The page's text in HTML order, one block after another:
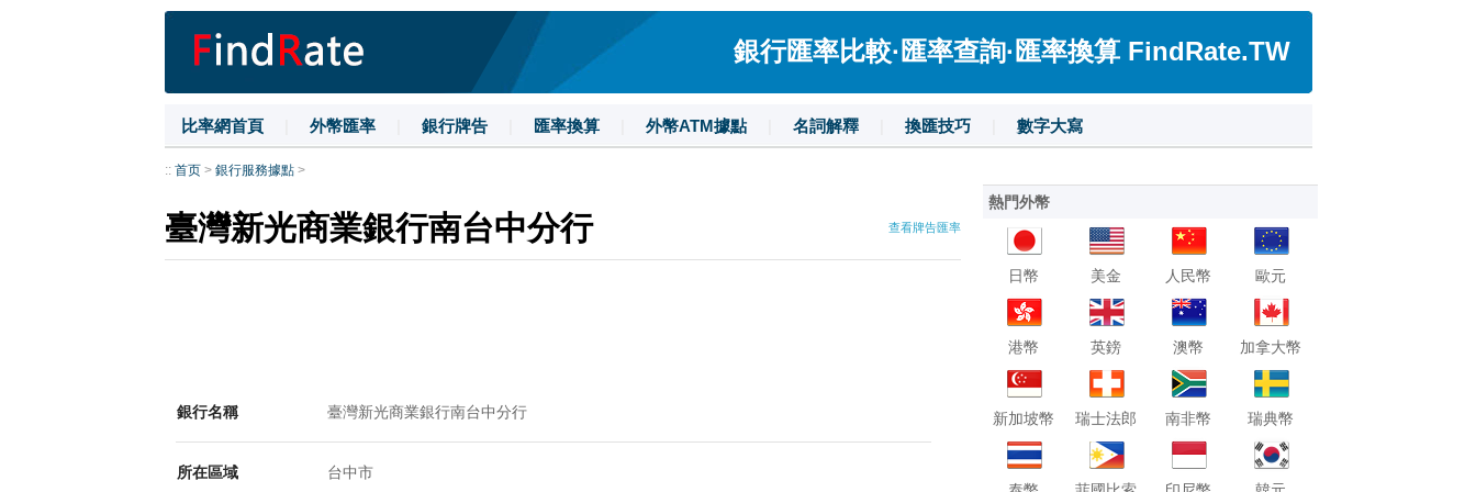
銀行匯率比較·匯率查詢·匯率換算 FindRate.TW
比率網首頁 外幣匯率 銀行牌告 匯率換算 外幣ATM據點 名詞解釋 換匯技巧 數字大寫
:: 首页> 銀行服務據點>
臺灣新光商業銀行南台中分行 查看牌告匯率
銀行名稱 臺灣新光商業銀行南台中分行
所在區域 台中市
熱門外幣
日幣 美金 人民幣 歐元
港幣 英鎊 澳幣 加拿大幣
新加坡幣 瑞士法郎 南非幣 瑞典幣